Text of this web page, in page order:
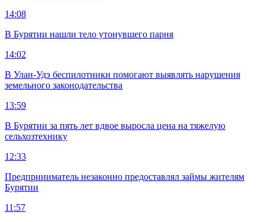
14:08
В Бурятии нашли тело утонувшего парня
14:02
В Улан-Удэ беспилотники помогают выявлять нарушения
земельного законодательства
13:59
В Бурятии за пять лет вдвое выросла цена на тяжелую
сельхозтехнику
12:33
Предприниматель незаконно предоставлял займы жителям
Бурятии
11:57